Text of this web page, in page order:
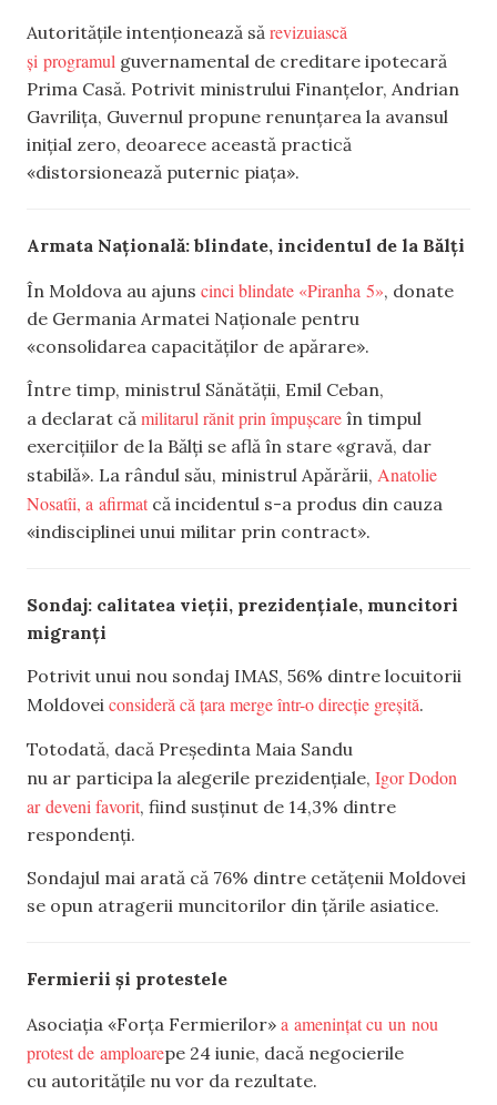
Autoritățile intenționează să revizuiască
și programul guvernamental de creditare ipotecară
Prima Casă. Potrivit ministrului Finanțelor, Andrian
Gavrilița, Guvernul propune renunțarea la avansul
inițial zero, deoarece această practică
«distorsionează puternic piața».
Armata Națională: blindate, incidentul de la Bălți
În Moldova au ajuns cinci blindate «Piranha 5», donate
de Germania Armatei Naționale pentru
«consolidarea capacităților de apărare».
Între timp, ministrul Sănătății, Emil Ceban,
a declarat că militarul rănit prin împușcare în timpul
exercițiilor de la Bălți se află în stare «gravă, dar
stabilă». La rândul său, ministrul Apărării, Anatolie
Nosatîi, a afirmat că incidentul s-a produs din cauza
«indisciplinei unui militar prin contract».
Sondaj: calitatea vieții, prezidențiale, muncitori
migranți
Potrivit unui nou sondaj IMAS, 56% dintre locuitorii
Moldovei consideră că țara merge într-o direcție greșită.
Totodată, dacă Președinta Maia Sandu
nu ar participa la alegerile prezidențiale, Igor Dodon
ar deveni favorit, fiind susținut de 14,3% dintre
respondenți.
Sondajul mai arată că 76% dintre cetățenii Moldovei
se opun atragerii muncitorilor din țările asiatice.
Fermierii și protestele
Asociația «Forța Fermierilor» a amenințat cu un nou
protest de amploarepe 24 iunie, dacă negocierile
cu autoritățile nu vor da rezultate.